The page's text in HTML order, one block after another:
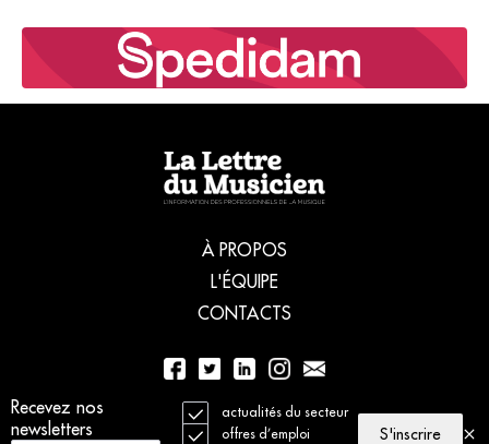
Recevez nos
newsletters
actualités du secteur
offres d’emploi
S'inscrire
À PROPOS
L'ÉQUIPE
CONTACTS
01 56 77 04 00